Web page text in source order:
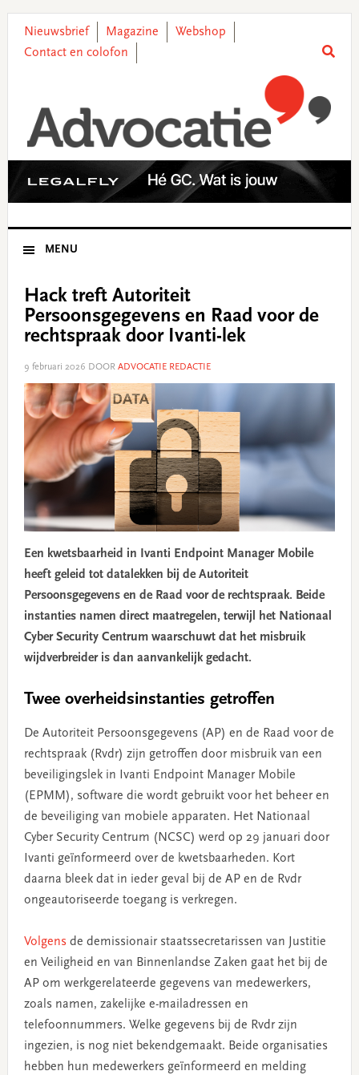
primary
main
primary
footer
Nieuwsbrief Magazine
Webshop
Contact en colofon
MENU
Hack treft Autoriteit
Persoonsgegevens en Raad voor de
rechtspraak door Ivanti-lek
9 februari 2026 DOOR ADVOCATIE REDACTIE
Een kwetsbaarheid in Ivanti Endpoint Manager Mobile
heeft geleid tot datalekken bij de Autoriteit
Persoonsgegevens en de Raad voor de rechtspraak. Beide
instanties namen direct maatregelen, terwijl het Nationaal
Cyber Security Centrum waarschuwt dat het misbruik
wijdverbreider is dan aanvankelijk gedacht.
Twee overheidsinstanties getroffen
De Autoriteit Persoonsgegevens (AP) en de Raad voor de
rechtspraak (Rvdr) zijn getroffen door misbruik van een
beveiligingslek in Ivanti Endpoint Manager Mobile
(EPMM), software die wordt gebruikt voor het beheer en
de beveiliging van mobiele apparaten. Het Nationaal
Cyber Security Centrum (NCSC) werd op 29 januari door
Ivanti geïnformeerd over de kwetsbaarheden. Kort
daarna bleek dat in ieder geval bij de AP en de Rvdr
ongeautoriseerde toegang is verkregen.
Volgens de demissionair staatssecretarissen van Justitie
en Veiligheid en van Binnenlandse Zaken gaat het bij de
AP om werkgerelateerde gegevens van medewerkers,
zoals namen, zakelijke e-mailadressen en
telefoonnummers. Welke gegevens bij de Rvdr zijn
ingezien, is nog niet bekendgemaakt. Beide organisaties
hebben hun medewerkers geïnformeerd en melding